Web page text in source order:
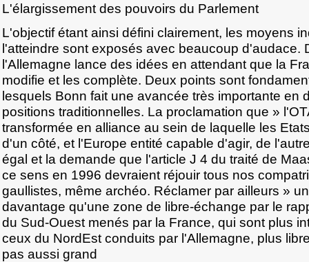
L'élargissement des pouvoirs du Parlement
L'objectif étant ainsi défini clairement, les moyens
l'atteindre sont exposés avec beaucoup d'audace.
l'Allemagne lance des idées en attendant que la
modifie et les complète. Deux points sont
lesquels Bonn fait une avancée très importante en
positions traditionnelles. La proclamation que »
transformée en alliance au sein de laquelle les
d'un côté, et l'Europe entité capable d'agir, de
égal et la demande que l'article J 4 du traité de
ce sens en 1996 devraient réjouir tous nos
gaullistes, même archéo. Réclamer par ailleurs »
davantage qu'une zone de libre-échange par le
du Sud-Ouest menés par la France, qui sont plus
ceux du NordEst conduits par l'Allemagne, plus
pas aussi grand